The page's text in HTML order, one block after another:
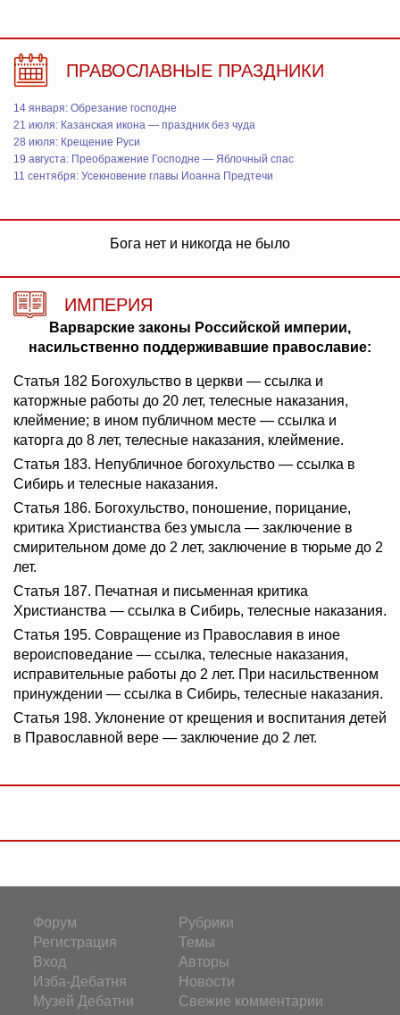
ПРАВОСЛАВНЫЕ ПРАЗДНИКИ
14 января: Обрезание господне
21 июля: Казанская икона — праздник без чуда
28 июля: Крещение Руси
19 августа: Преображение Господне — Яблочный спас
11 сентября: Усекновение главы Иоанна Предтечи
Бога нет и никогда не было
ИМПЕРИЯ
Варварские законы Российской империи,
насильственно поддерживавшие православие:
Статья 182 Богохульство в церкви — ссылка и
каторжные работы до 20 лет, телесные наказания,
клеймение; в ином публичном месте — ссылка и
каторга до 8 лет, телесные наказания, клеймение.
Статья 183. Непубличное богохульство — ссылка в
Сибирь и телесные наказания.
Статья 186. Богохульство, поношение, порицание,
критика Христианства без умысла — заключение в
смирительном доме до 2 лет, заключение в тюрьме до 2
лет.
Статья 187. Печатная и письменная критика
Христианства — ссылка в Сибирь, телесные наказания.
Статья 195. Совращение из Православия в иное
вероисповедание — ссылка, телесные наказания,
исправительные работы до 2 лет. При насильственном
принуждении — ссылка в Сибирь, телесные наказания.
Статья 198. Уклонение от крещения и воспитания детей
в Православной вере — заключение до 2 лет.
Форум
Регистрация
Вход
Изба-Дебатня
Музей Дебатни
Рубрики
Темы
Авторы
Новости
Свежие комментарии